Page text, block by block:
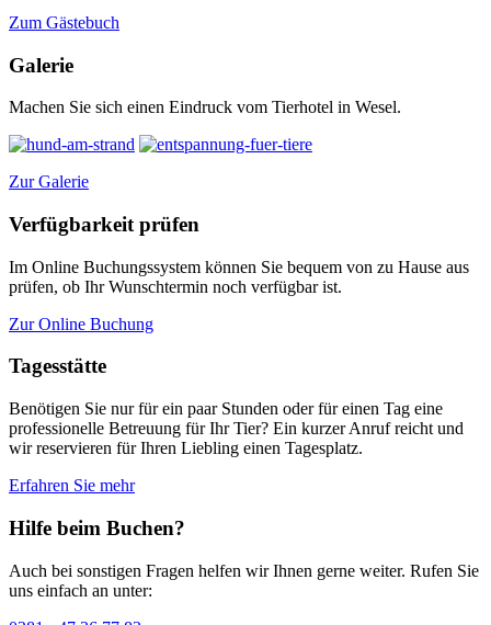
Zum Gästebuch
Galerie
Machen Sie sich einen Eindruck vom Tierhotel in Wesel.
Zur Galerie
Verfügbarkeit prüfen
Im Online Buchungssystem können Sie bequem von zu Hause aus
prüfen, ob Ihr Wunschtermin noch verfügbar ist.
Zur Online Buchung
Tagesstätte
Benötigen Sie nur für ein paar Stunden oder für einen Tag eine
professionelle Betreuung für Ihr Tier? Ein kurzer Anruf reicht und
wir reservieren für Ihren Liebling einen Tagesplatz.
Erfahren Sie mehr
Hilfe beim Buchen?
Auch bei sonstigen Fragen helfen wir Ihnen gerne weiter. Rufen Sie
uns einfach an unter: